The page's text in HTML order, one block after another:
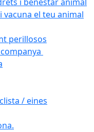
el teu animal
perillosos
/ eines